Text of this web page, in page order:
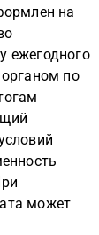
на
ежегодного
по
может